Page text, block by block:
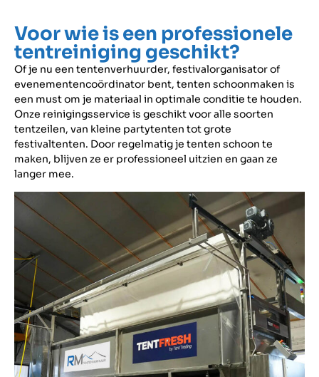
Voor wie is een professionele
tentreiniging geschikt?
Of je nu een tentenverhuurder, festivalorganisator of
evenementencoördinator bent, tenten schoonmaken is
een must om je materiaal in optimale conditie te houden.
Onze reinigingsservice is geschikt voor alle soorten
tentzeilen, van kleine partytenten tot grote
festivaltenten. Door regelmatig je tenten schoon te
maken, blijven ze er professioneel uitzien en gaan ze
langer mee.